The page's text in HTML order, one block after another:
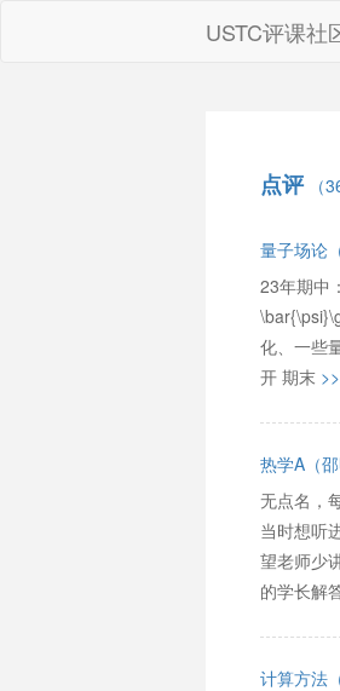
USTC评课社
点评（
量子场论
23年期中
化、一些
开 期末
热学A（邵
无点名，
当时想听
望老师少
的学长解
计算方法